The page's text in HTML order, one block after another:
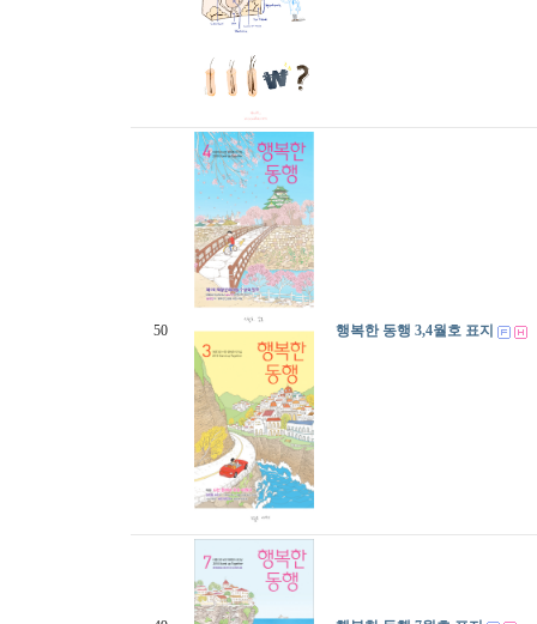
50 행복한 동행 3,4월호 표지